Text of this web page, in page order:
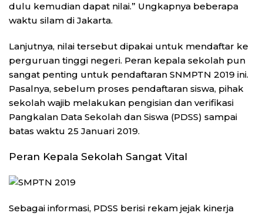
dulu kemudian dapat nilai.” Ungkapnya beberapa
waktu silam di Jakarta.
Lanjutnya, nilai tersebut dipakai untuk mendaftar ke
perguruan tinggi negeri. Peran kepala sekolah pun
sangat penting untuk pendaftaran SNMPTN 2019 ini.
Pasalnya, sebelum proses pendaftaran siswa, pihak
sekolah wajib melakukan pengisian dan verifikasi
Pangkalan Data Sekolah dan Siswa (PDSS) sampai
batas waktu 25 Januari 2019.
Peran Kepala Sekolah Sangat Vital
Sebagai informasi, PDSS berisi rekam jejak kinerja